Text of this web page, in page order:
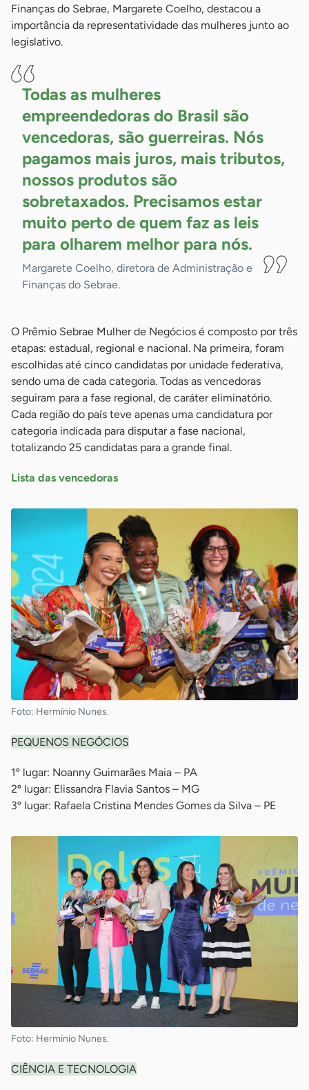
Finanças do Sebrae, Margarete Coelho, destacou a
importância da representatividade das mulheres junto ao
legislativo.
Todas as mulheres
empreendedoras do Brasil são
vencedoras, são guerreiras. Nós
pagamos mais juros, mais tributos,
nossos produtos são
sobretaxados. Precisamos estar
muito perto de quem faz as leis
para olharem melhor para nós.
Margarete Coelho, diretora de Administração e
Finanças do Sebrae.
O Prêmio Sebrae Mulher de Negócios é composto por três
etapas: estadual, regional e nacional. Na primeira, foram
escolhidas até cinco candidatas por unidade federativa,
sendo uma de cada categoria. Todas as vencedoras
seguiram para a fase regional, de caráter eliminatório.
Cada região do país teve apenas uma candidatura por
categoria indicada para disputar a fase nacional,
totalizando 25 candidatas para a grande final.
Lista das vencedoras
Foto: Hermínio Nunes.
PEQUENOS NEGÓCIOS
1º lugar: Noanny Guimarães Maia – PA
2º lugar: Elissandra Flavia Santos – MG
3º lugar: Rafaela Cristina Mendes Gomes da Silva – PE
Foto: Hermínio Nunes.
CIÊNCIA E TECNOLOGIA